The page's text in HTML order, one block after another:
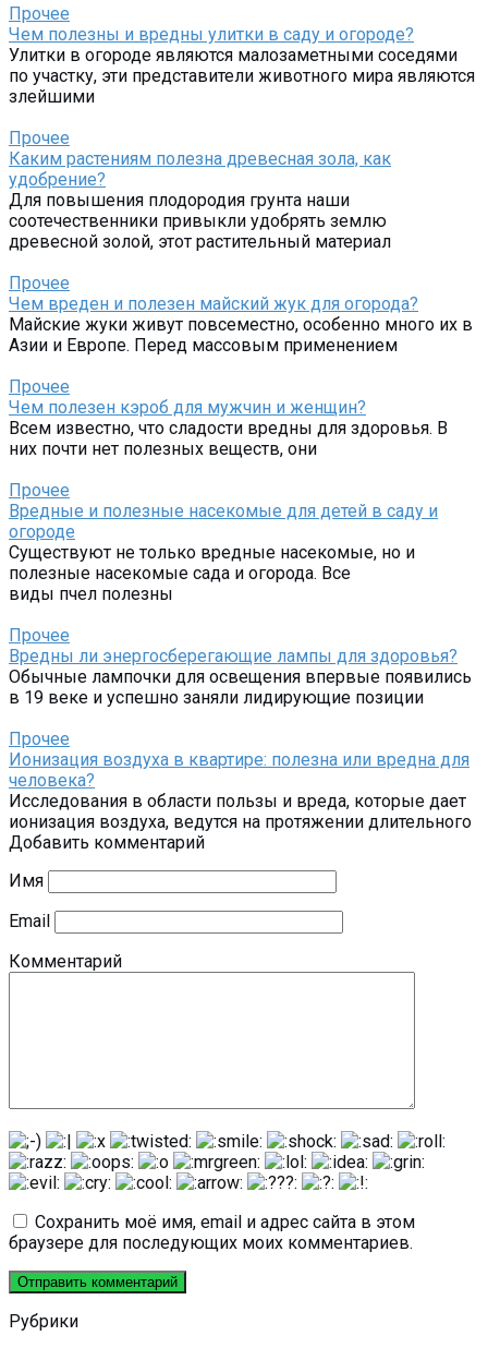
Прочее
Чем полезны и вредны улитки в саду и огороде?
Улитки в огороде являются малозаметными соседями
по участку, эти представители животного мира являются
злейшими
Прочее
Каким растениям полезна древесная зола, как
удобрение?
Для повышения плодородия грунта наши
соотечественники привыкли удобрять землю
древесной золой, этот растительный материал
Прочее
Чем вреден и полезен майский жук для огорода?
Майские жуки живут повсеместно, особенно много их в
Азии и Европе. Перед массовым применением
Прочее
Чем полезен кэроб для мужчин и женщин?
Всем известно, что сладости вредны для здоровья. В
них почти нет полезных веществ, они
Прочее
Вредные и полезные насекомые для детей в саду и
огороде
Существуют не только вредные насекомые, но и
полезные насекомые сада и огорода. Все
виды пчел полезны
Прочее
Вредны ли энергосберегающие лампы для здоровья?
Обычные лампочки для освещения впервые появились
в 19 веке и успешно заняли лидирующие позиции
Прочее
Ионизация воздуха в квартире: полезна или вредна для
человека?
Исследования в области пользы и вреда, которые дает
ионизация воздуха, ведутся на протяжении длительного
Добавить комментарий
Имя
Email
Комментарий
Сохранить моё имя, email и адрес сайта в этом
браузере для последующих моих комментариев.
Рубрики